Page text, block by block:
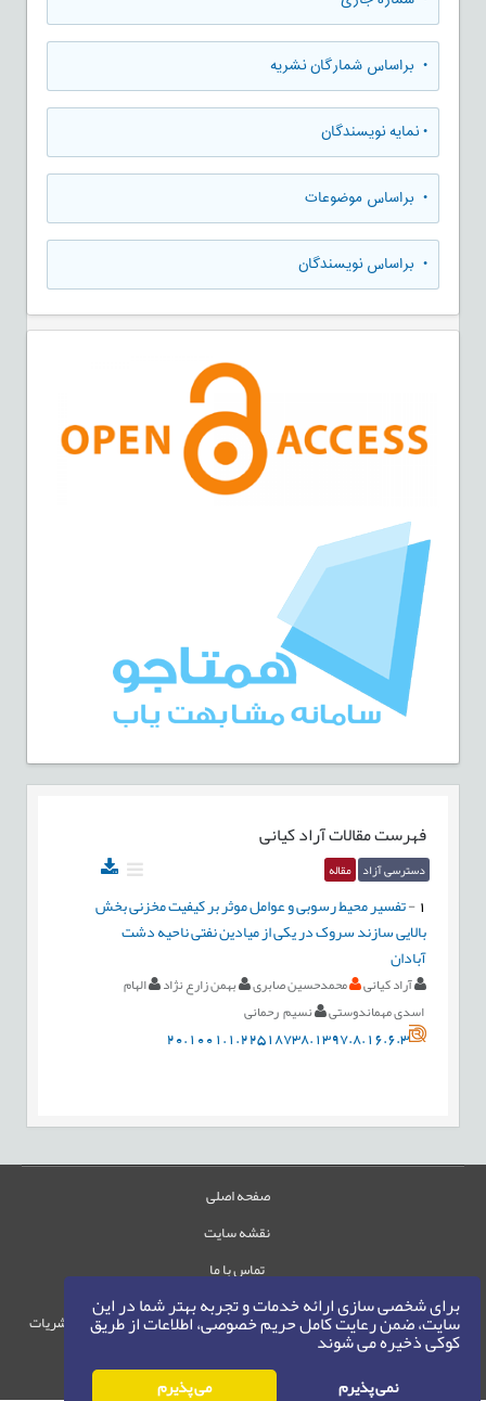
برای شخصی سازی ارائه خدمات و تجربه بهتر شما در این
سایت، ضمن رعایت کامل حریم خصوصی، اطلاعات از طریق
کوکی ذخیره می شوند
نمی پذیرم می پذیرم
• براساس شمارگان نشریه
•نمایه نویسندگان
• براساس موضوعات
• براساس نویسندگان
فهرست مقالاتآراد کیانی
دسترسی آزاد مقاله
-تفسیر محیط رسوبی و عوامل موثر بر کیفیت مخزنی بخش
بالایی سازند سروک در یکی از میادین نفتی ناحیه دشت
آبادان
آراد کیانی محمدحسین صابری بهمن زارع نژاد
الهام
اسدی مهماندوستی نسیم رحمانی
20.1001.1.22518738.1397.8.16.6.3
صفحه اصلی
نقشه سایت
تماس با ما
حقوق این وب‌سایت متعلق به سامانه مدیریت نشریات
حق نشر 1405-1396